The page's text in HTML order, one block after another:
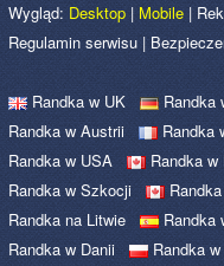
Wygląd: Desktop | Mobile |
Regulamin serwisu |
Randka w UK Randka
Randka w Austrii
Randka
Randka w USA
Randka
Randka w Szkocji
Randka na Litwie
Randka
Randka w Danii
Randka